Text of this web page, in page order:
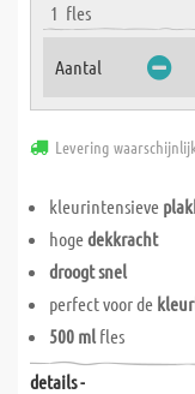
1 fles
Aantal
Levering
kleurintensieve
hogedekkracht
droogt snel
perfect voor de
500 mlfles
details -